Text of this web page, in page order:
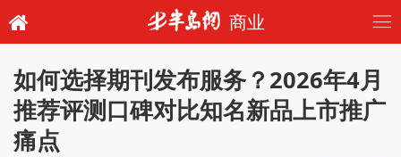
商业
如何选择期刊发布服务？2026年4月
推荐评测口碑对比知名新品上市推广
痛点